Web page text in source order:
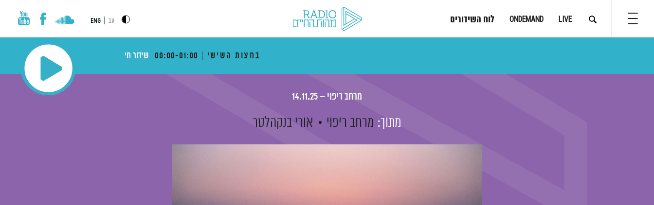
LIVE
ONDEMAND לוח השידורים עב ENG
בחצות השישי 00:00-01:00 שידור חי
מרחב ריפוי – 14.11.25
מתוך: מרחב ריפוי אורי בנקהלטר